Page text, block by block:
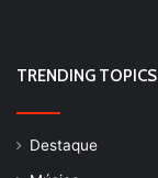
TRENDING TOPICS
Destaque